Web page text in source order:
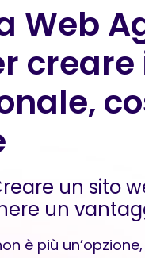
Web
un sito
un
è più